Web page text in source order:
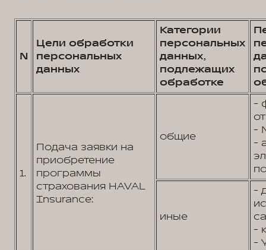
N
Цели обработки
персональных
данных
Категории
персональных
данных,
подлежащих
обработке
1.
Подача заявки на
приобретение
программы
страхования HAVAL
Insurance:
общие
-
-
-
иные
-
-
-